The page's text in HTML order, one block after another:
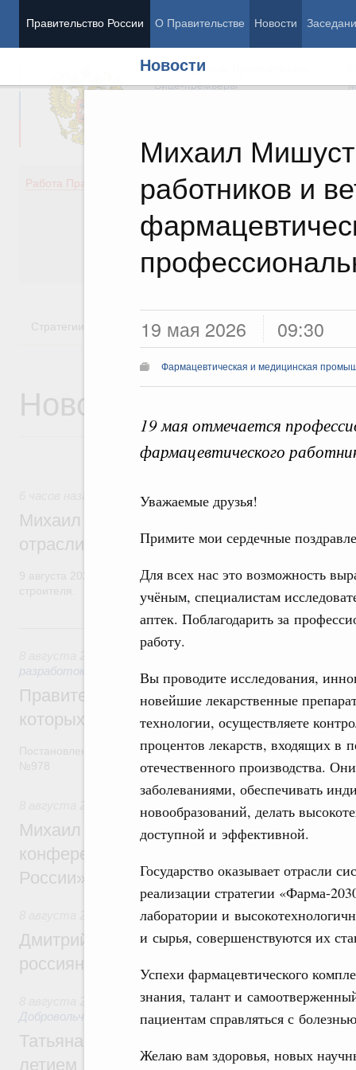
Правительство России О Правительстве Новости
Новости
Михаил
работников и
19 мая 2026 09:30
Фармацевтическая и медицинская
19 мая отмечается
фармацевтического
Уважаемые друзья!
Примите мои сердечные
Для всех нас это возможность
учёным, специалистам
аптек. Поблагодарить за
работу.
Вы проводите исследования,
новейшие лекарственные
технологии, осуществляете
процентов лекарств, входящих в
отечественного производства.
заболеваниями, обеспечивать
новообразований, делать
доступной и эффективной.
Государство оказывает отрасли
реализации стратегии «Фарма-
лаборатории и
и сырья, совершенствуются их
Успехи фармацевтического
знания, талант и
пациентам справляться с
Желаю вам здоровья, новых
Председатель Правительства
Вице-премьеры
Работа Правительства
Демография
Здоровье
Культура
Государство
Стратегии Государственные программы
Новости
Регулирование в сфере строительства
Михаил Мишустин поздравил
отрасли с профессиональным
9 августа 2026 года отмечается профессиональный праздник
Вчера
разработок
Правительство расширило перечень
которых освобождаются от НДФЛ
Постановление от 5 августа 2026 года
Отрасль информационных технологий
Михаил Мишустин дал поручения по
конференции «Цифровая индустрия
России»
Спорт высших достижений и массовый
Дмитрий Чернышенко и Михаил
россиян с Днём физкультурника
Социальные инновации. Некоммерческие
Добровольчество и волонтёрство. Благотворительность
Татьяна Голикова поздравила
летием